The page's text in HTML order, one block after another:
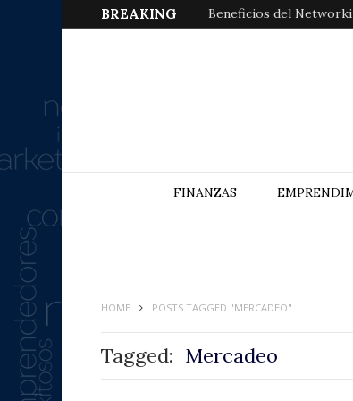
BREAKING Beneficios del
FINANZAS
HOME POSTS TAGGED "MERCADEO"
Tagged: Mercadeo